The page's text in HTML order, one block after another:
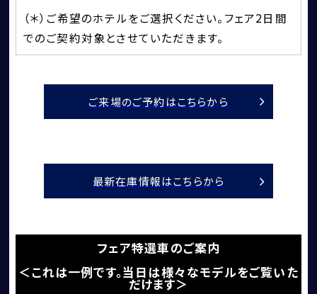
（＊）ご希望のホテルをご選択ください。フェア2日間
でのご契約対象とさせていただきます。
ご来場のご予約はこちらから
最新在庫情報はこちらから
フェア特選車のご案内
＜これは一例です。当日は様々なモデルをご覧いた
だけます＞